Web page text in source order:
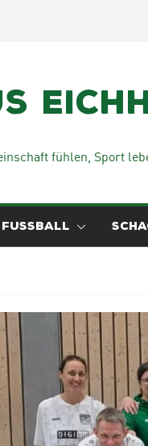
fühlen, Sport
FUSSBALL